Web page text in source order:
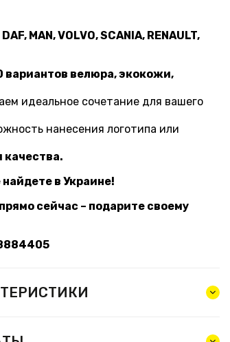
DAF, MAN, VOLVO, SCANIA, RENAULT,
вариантов велюра, экокожи,
идеальное сочетание для вашего
нанесения логотипа или
качества.
найдете в Украине!
сейчас – подарите своему